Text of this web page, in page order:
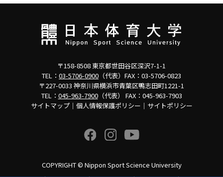
ENGLISH
〒158-8508 東京都世田谷区深沢7-1-1
TEL： 03-5706-0900 （代表）FAX：03-5706-0823
〒227-0033 神奈川県横浜市青葉区鴨志田町1221-1
TEL： 045-963-7900（代表） FAX：045-963-7903
サイトマップ｜ 個人情報保護ポリシー ｜ サイトポリシー
COPYRIGHT © Nippon Sport Science University